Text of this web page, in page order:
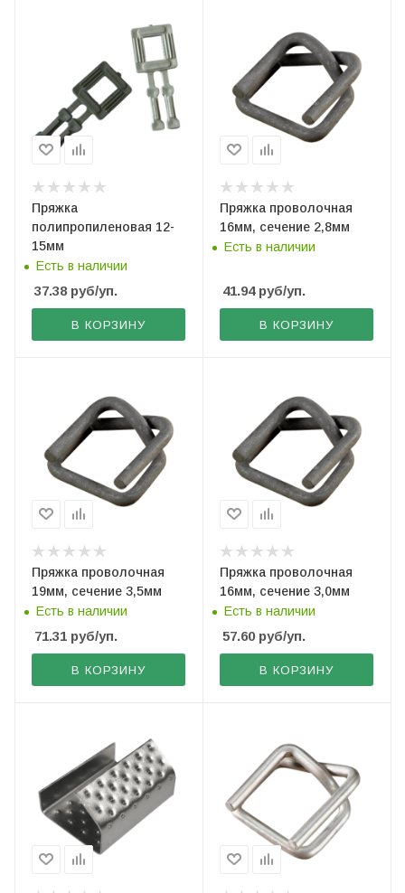
Пряжка
полипропиленовая 12-
15мм
Есть в наличии
37.38 руб/уп.
В КОРЗИНУ
Пряжка проволочная
16мм, сечение 2,8мм
Есть в наличии
41.94руб/уп.
В КОРЗИНУ
Пряжка проволочная
19мм, сечение 3,5мм
Есть в наличии
71.31 руб/уп.
В КОРЗИНУ
Пряжка проволочная
16мм, сечение 3,0мм
Есть в наличии
57.60 руб/уп.
В КОРЗИНУ